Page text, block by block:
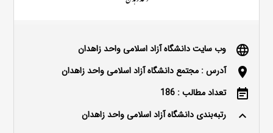
language وب سایت دانشگاه آزاد اسلامی واحد زاهدان
location_on آدرس : مجتمع دانشگاه آزاد اسلامی واحد زاهدان
event_note تعداد مطالب : 186
keyboard_arrow_up رتبه‌بندی دانشگاه آزاد اسلامی واحد زاهدان